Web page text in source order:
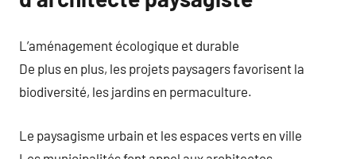
L’aménagement écologique et durable
De plus en plus, les projets paysagers favorisent la
biodiversité, les jardins en permaculture.
Le paysagisme urbain et les espaces verts en ville